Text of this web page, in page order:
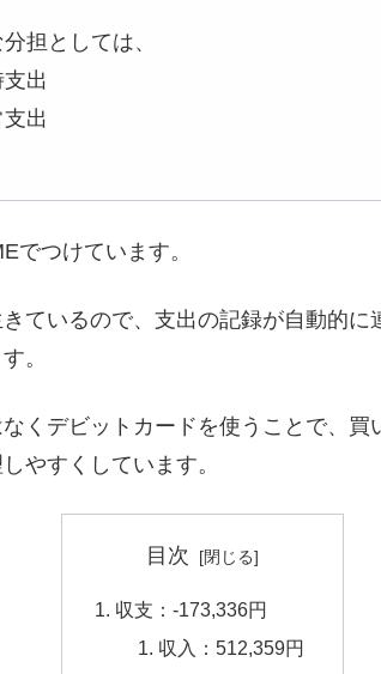
担としては、
出
出
でつけています。
ているので、支出の記録が自動的に
。
くデビットカードを使うことで、
やすくしています。
目次
収支：-173,336円
収入：512,359円